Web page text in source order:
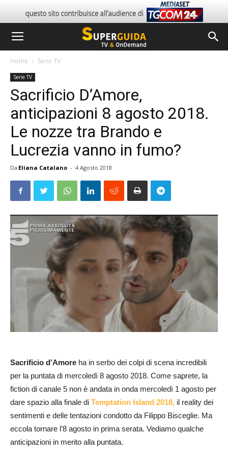
Home Serie TV
Serie TV
Sacrificio D’Amore,
anticipazioni 8 agosto 2018.
Le nozze tra Brando e
Lucrezia vanno in fumo?
Da Eliana Catalano - 4 Agosto 2018
Sacrificio d’Amore ha in serbo dei colpi di scena incredibili
per la puntata di mercoledì 8 agosto 2018. Come saprete, la
fiction di canale 5 non è andata in onda mercoledì 1 agosto per
dare spazio alla finale di Temptation Island 2018, il reality dei
sentimenti e delle tentazioni condotto da Filippo Bisceglie. Ma
eccola tornare l’8 agosto in prima serata. Vediamo qualche
anticipazioni in merito alla puntata.